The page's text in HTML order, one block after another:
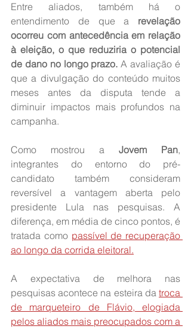
Entre aliados, também há o
entendimento de que a revelação
ocorreu com antecedência em relação
à eleição, o que reduziria o potencial
de dano no longo prazo. A avaliação é
que a divulgação do conteúdo muitos
meses antes da disputa tende a
diminuir impactos mais profundos na
campanha.
Como mostrou a Jovem Pan,
integrantes do entorno do pré-
candidato também consideram
reversível a vantagem aberta pelo
presidente Lula nas pesquisas. A
diferença, em média de cinco pontos, é
tratada como passível de recuperação
ao longo da corrida eleitoral.
A expectativa de melhora nas
pesquisas acontece na esteira da troca
de marqueteiro de Flávio, elogiada
pelos aliados mais preocupados com a